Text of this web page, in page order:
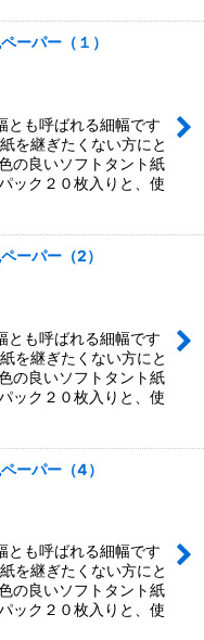
パー（１）
も呼ばれる細幅です
を継ぎたくない方にと
の良いソフトタント紙
ック２０枚入りと、使
ーパー（2）
も呼ばれる細幅です
を継ぎたくない方にと
の良いソフトタント紙
ック２０枚入りと、使
ーパー（4）
も呼ばれる細幅です
を継ぎたくない方にと
の良いソフトタント紙
ック２０枚入りと、使